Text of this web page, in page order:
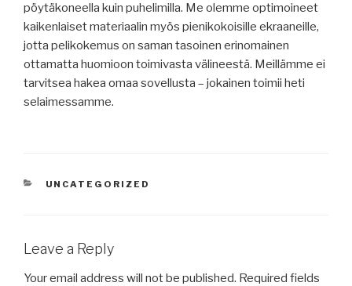
pöytäkoneella kuin puhelimilla. Me olemme optimoineet
kaikenlaiset materiaalin myös pienikokoisille ekraaneille,
jotta pelikokemus on saman tasoinen erinomainen
ottamatta huomioon toimivasta välineestä. Meillämme ei
tarvitsea hakea omaa sovellusta – jokainen toimii heti
selaimessamme.
CATEGORIES
UNCATEGORIZED
Leave a Reply
Your email address will not be published. Required fields